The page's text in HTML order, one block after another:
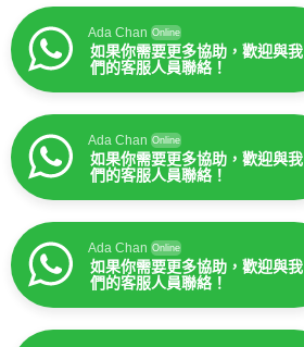
Ada Chan Online
如果你需要更多協助，歡迎與我
們的客服人員聯絡！
Ada Chan Online
如果你需要更多協助，歡迎與我
們的客服人員聯絡！
Ada Chan Online
如果你需要更多協助，歡迎與我
們的客服人員聯絡！